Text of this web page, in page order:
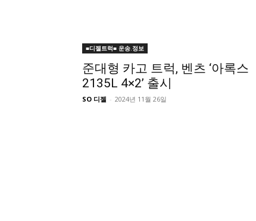
■디젤트럭■ 운송.정보
준대형 카고 트럭, 벤츠 ‘아록스
2135L 4×2’ 출시
SO 디젤 - 2024년 11월 26일